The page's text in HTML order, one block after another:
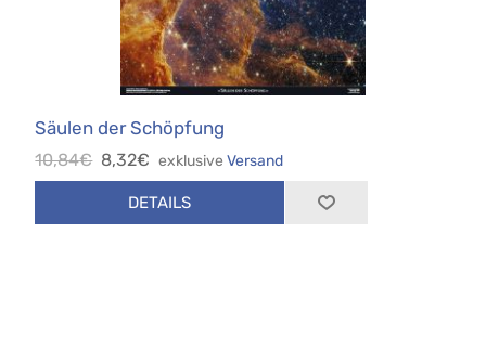
Säulen der Schöpfung
10,84€ 8,32€ exklusiveVersand
DETAILS